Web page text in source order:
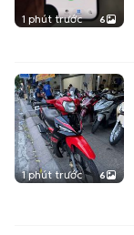
1 phút trước 6
1 phút trước 6